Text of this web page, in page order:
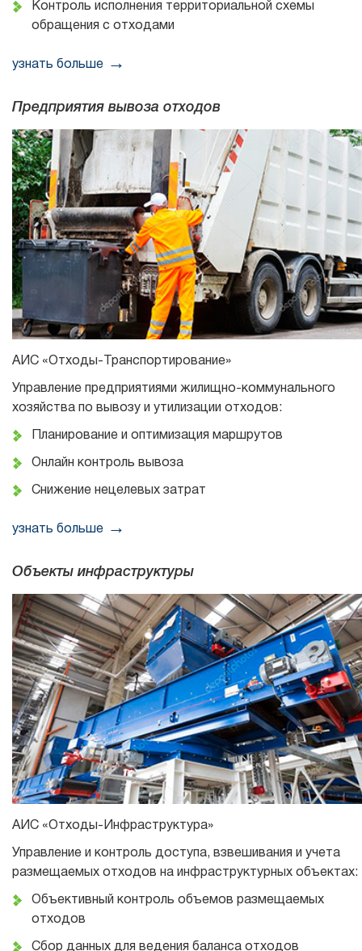
Контроль исполнения территориальной схемы
обращения с отходами
узнать больше
Предприятия вывоза отходов
АИС «Отходы-Транспортирование»
Управление предприятиями жилищно-коммунального
хозяйства по вывозу и утилизации отходов:
Планирование и оптимизация маршрутов
Онлайн контроль вывоза
Снижение нецелевых затрат
узнать больше
Объекты инфраструктуры
АИС «Отходы-Инфраструктура»
Управление и контроль доступа, взвешивания и учета
размещаемых отходов на инфраструктурных объектах:
Объективный контроль объемов размещаемых
отходов
Сбор данных для ведения баланса отходов